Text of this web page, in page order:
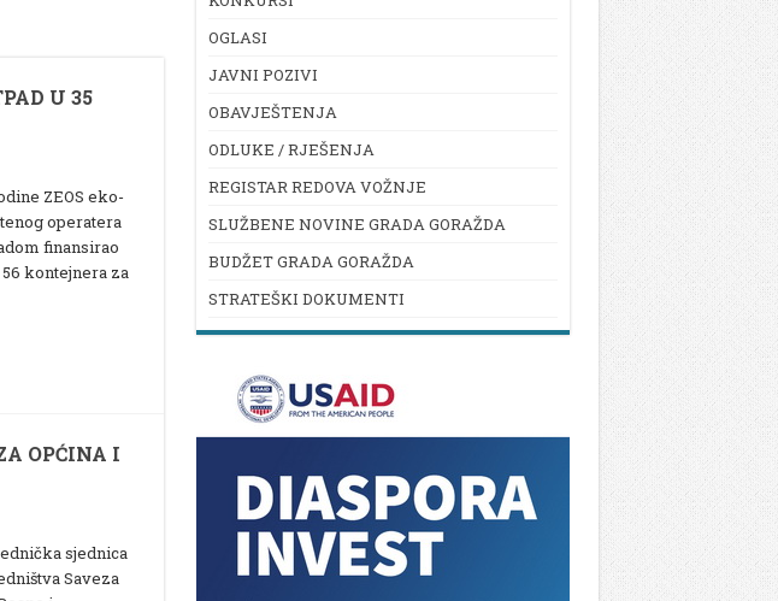
U 35
ZEOS eko-
operatera
finansirao
kontejnera za
OPĆINA I
sjednica
Saveza
OGLASI
JAVNI POZIVI
OBAVJEŠTENJA
ODLUKE / RJEŠENJA
REGISTAR REDOVA VOŽNJE
SLUŽBENE NOVINE GRADA GORAŽDA
BUDŽET GRADA GORAŽDA
STRATEŠKI DOKUMENTI